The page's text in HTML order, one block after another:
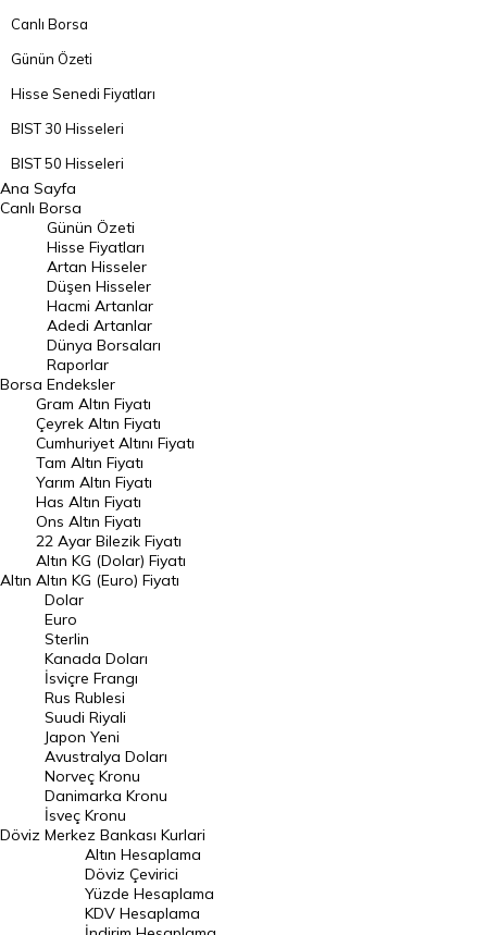
Canlı Borsa
Günün Özeti
Hisse Senedi Fiyatları
BIST 30 Hisseleri
BIST 50 Hisseleri
BIST 100 Hisseleri
En Çok Artan Hisseler
En Çok Düşen Hisseler
Hacmi Artanlar
Geçmiş Kapanışlar
Dünya Borsaları
Raporlar
Endeksler
DÖVİZ
Döviz Kuru
Dolar Kuru
Euro Kuru
Pound Kuru
Frank Kuru
Riyal Kuru
Avustralya Doları
Danimarka Kronu Kuru
Kanada Doları Kuru
Norveç Kronu Kuru
İsveç Kronu Kuru
Japon Yeni Kuru
Ana Sayfa
Canlı Borsa
Borsa
Günün Özeti
Hisse Fiyatları
Artan Hisseler
Düşen Hisseler
Hacmi Artanlar
Adedi Artanlar
Dünya Borsaları
Raporlar
Endeksler
Altın
Gram Altın Fiyatı
Çeyrek Altın Fiyatı
Cumhuriyet Altını Fiyatı
Tam Altın Fiyatı
Yarım Altın Fiyatı
Has Altın Fiyatı
Ons Altın Fiyatı
22 Ayar Bilezik Fiyatı
Altın KG (Dolar) Fiyatı
Altın KG (Euro) Fiyatı
Döviz
Dolar
Euro
Sterlin
Kanada Doları
İsviçre Frangı
Rus Rublesi
Suudi Riyali
Japon Yeni
Avustralya Doları
Norveç Kronu
Danimarka Kronu
İsveç Kronu
Merkez Bankası Kurlari
Altın Hesaplama
Döviz Çevirici
Yüzde Hesaplama
KDV Hesaplama